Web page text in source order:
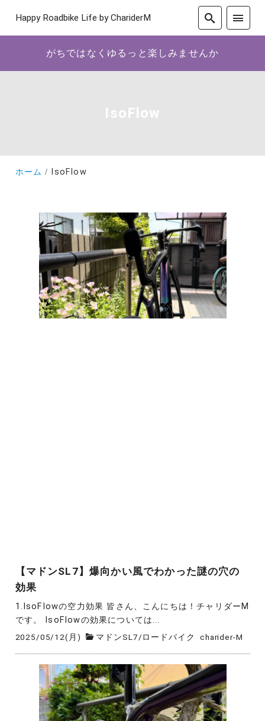
Happy Roadbike Life by ChariderM
がちではなくゆるっと楽しみませんか
IsoFlow
ホーム IsoFlow
【マドンSL7】爆向かい風でわかった謎の穴の
効果
1.IsoFlowの空力効果 皆さん、こんにちは！チャリダーM
です。 IsoFlowの効果については...
2025/05/12(月) マドンSL7/ロードバイク charider-M